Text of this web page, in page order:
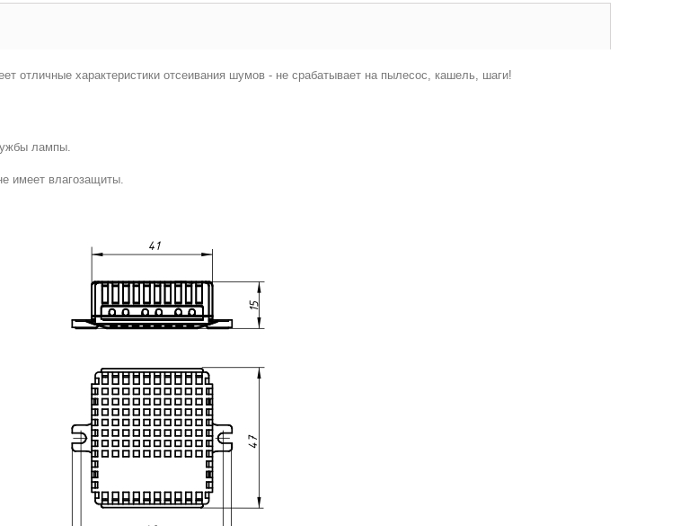
отличные характеристики отсеивания шумов - не срабатывает на пылесос, кашель, шаги!
лампы.
имеет влагозащиты.